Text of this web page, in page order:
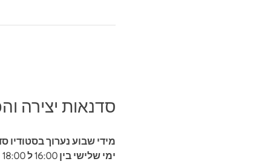
סדנאות יצירה
מידי שבוע נערוך בסטודיו
ימי שלישי בין 16:00 ל 18:00